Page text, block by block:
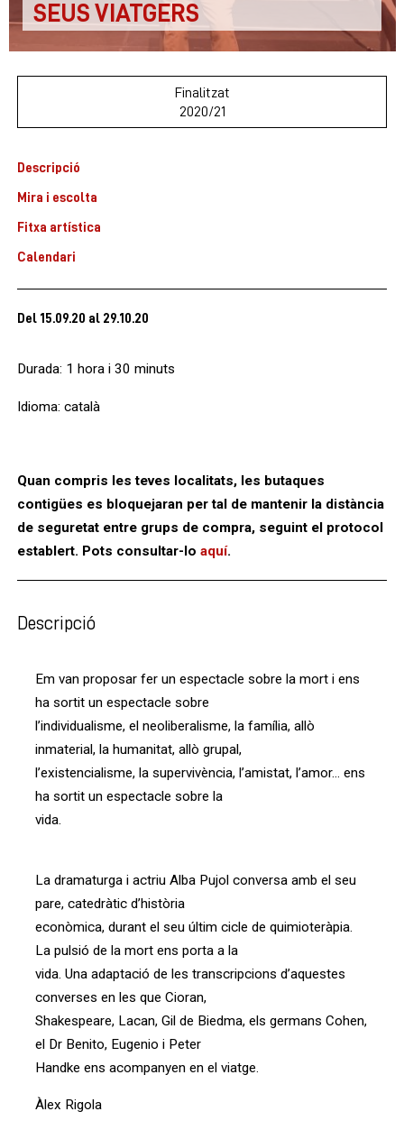
SEUS VIATGERS
Finalitzat
2020/21
Descripció
Mira i escolta
Fitxa artística
Calendari
Del 15.09.20 al 29.10.20
Durada: 1 hora i 30 minuts
Idioma: català
Quan compris les teves localitats, les butaques
contigües es bloquejaran per tal de mantenir la distància
de seguretat entre grups de compra, seguint el protocol
establert. Pots consultar-lo aquí.
Descripció
Em van proposar fer un espectacle sobre la mort i ens
ha sortit un espectacle sobre
l’individualisme, el neoliberalisme, la família, allò
inmaterial, la humanitat, allò grupal,
l’existencialisme, la supervivència, l’amistat, l’amor... ens
ha sortit un espectacle sobre la
vida.
La dramaturga i actriu Alba Pujol conversa amb el seu
pare, catedràtic d’història
econòmica, durant el seu últim cicle de quimioteràpia.
La pulsió de la mort ens porta a la
vida. Una adaptació de les transcripcions d’aquestes
converses en les que Cioran,
Shakespeare, Lacan, Gil de Biedma, els germans Cohen,
el Dr Benito, Eugenio i Peter
Handke ens acompanyen en el viatge.
Àlex Rigola